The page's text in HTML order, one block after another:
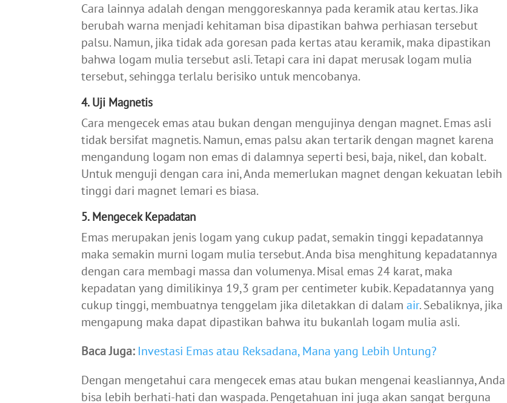
Cara lainnya adalah dengan menggoreskannya pada keramik atau kertas. Jika
berubah warna menjadi kehitaman bisa dipastikan bahwa perhiasan tersebut
palsu. Namun, jika tidak ada goresan pada kertas atau keramik, maka dipastikan
bahwa logam mulia tersebut asli. Tetapi cara ini dapat merusak logam mulia
tersebut, sehingga terlalu berisiko untuk mencobanya.
4. Uji Magnetis
Cara mengecek emas atau bukan dengan mengujinya dengan magnet. Emas asli
tidak bersifat magnetis. Namun, emas palsu akan tertarik dengan magnet karena
mengandung logam non emas di dalamnya seperti besi, baja, nikel, dan kobalt.
Untuk menguji dengan cara ini, Anda memerlukan magnet dengan kekuatan lebih
tinggi dari magnet lemari es biasa.
5. Mengecek Kepadatan
Emas merupakan jenis logam yang cukup padat, semakin tinggi kepadatannya
maka semakin murni logam mulia tersebut. Anda bisa menghitung kepadatannya
dengan cara membagi massa dan volumenya. Misal emas 24 karat, maka
kepadatan yang dimilikinya 19,3 gram per centimeter kubik. Kepadatannya yang
cukup tinggi, membuatnya tenggelam jika diletakkan di dalamair. Sebaliknya, jika
mengapung maka dapat dipastikan bahwa itu bukanlah logam mulia asli.
Baca Juga: Investasi Emas atau Reksadana, Mana yang Lebih Untung?
Dengan mengetahui cara mengecek emas atau bukan mengenai keasliannya, Anda
bisa lebih berhati-hati dan waspada. Pengetahuan ini juga akan sangat berguna